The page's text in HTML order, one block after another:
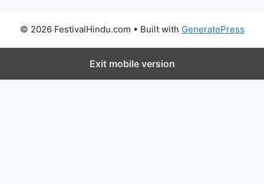
© 2026 FestivalHindu.com • Built with GeneratePress
Exit mobile version